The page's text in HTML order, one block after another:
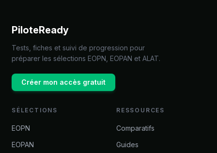
PiloteReady
Tests, fiches et suivi de progression pour
préparer les sélections EOPN, EOPAN et ALAT.
Créer mon accès gratuit
SÉLECTIONS
EOPN
EOPAN
RESSOURCES
Comparatifs
Guides